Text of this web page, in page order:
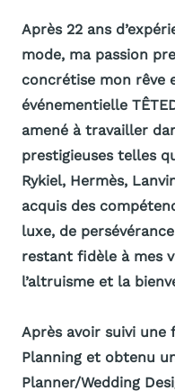
Après 22 ans
mode, ma passion
concrétise mon rêve
événementielle
amené à travailler
prestigieuses telles
Rykiel, Hermès,
acquis des
luxe, de
restant fidèle à mes
l’altruisme et la
Après avoir suivi une
Planning et obtenu
Planner/Wedding